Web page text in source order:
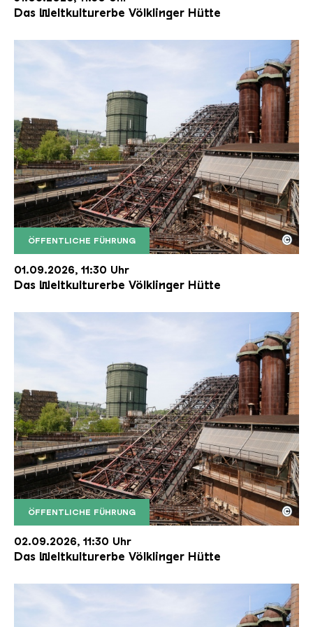
Das Weltkulturerbe Völklinger Hütte
ÖFFENTLICHE FÜHRUNG
Der Erzschrägaufzug der Völklinger Hütte mit
Copyright: Weltkulturerbe Völklinger Hütte | Karl
©
01.09.2026, 11:30 Uhr
Das Weltkulturerbe Völklinger Hütte
ÖFFENTLICHE FÜHRUNG
Der Erzschrägaufzug der Völklinger Hütte mit
Copyright: Weltkulturerbe Völklinger Hütte | Karl
©
02.09.2026, 11:30 Uhr
Das Weltkulturerbe Völklinger Hütte